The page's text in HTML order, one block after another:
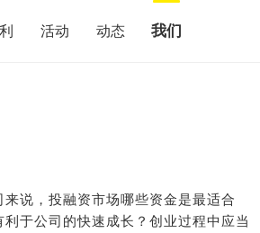
活动 动态 我们
说，投融资市场哪些资金是最适合
于公司的快速成长？创业过程中应当